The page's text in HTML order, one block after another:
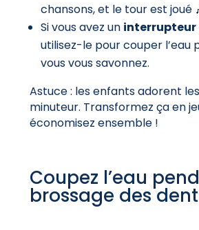
chansons, et le tour est joué
Si vous avez un interrupteur
utilisez-le pour couper l’eau
vous vous savonnez.
Astuce : les enfants adorent
minuteur. Transformez ça en
économisez ensemble !
Coupez l’eau
brossage des